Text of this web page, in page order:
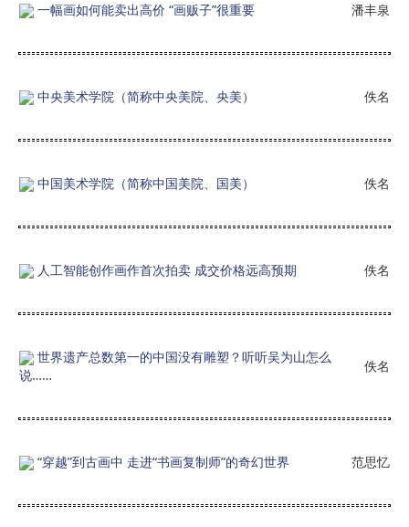
一幅画如何能卖出高价 “画贩子”很重要 潘丰泉
中央美术学院（简称中央美院、央美） 佚名
中国美术学院（简称中国美院、国美） 佚名
人工智能创作画作首次拍卖 成交价格远高预期 佚名
世界遗产总数第一的中国没有雕塑？听听吴为山怎么
说……
佚名
“穿越”到古画中 走进“书画复制师”的奇幻世界 范思忆